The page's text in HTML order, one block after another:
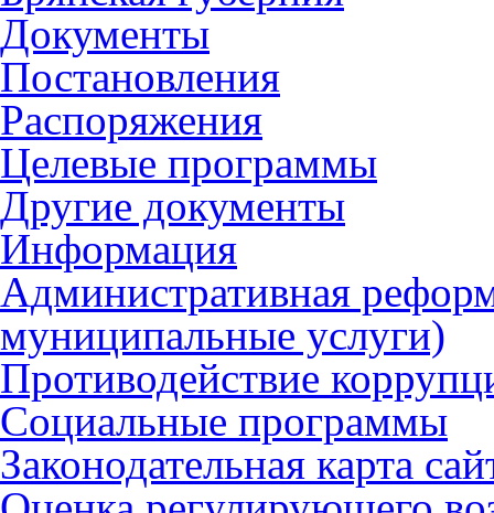
Документы
Постановления
Распоряжения
Целевые программы
Другие документы
Информация
Административная
муниципальные услуги)
Противодействие
Социальные программы
Законодательная карта